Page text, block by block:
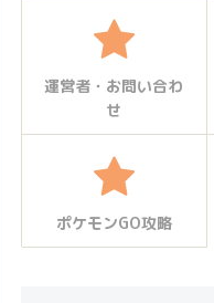
運営者・お問い合わ
せ
ポケモンGO攻略